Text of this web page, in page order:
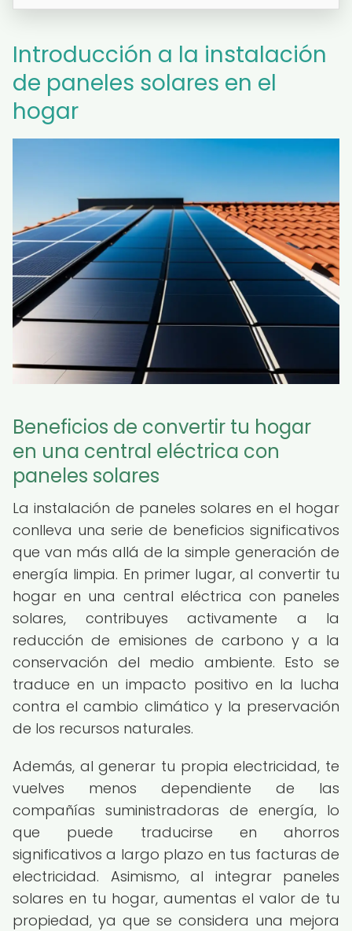
Introducción a la instalación
de paneles solares en el
hogar
Beneficios de convertir tu hogar
en una central eléctrica con
paneles solares
La instalación de paneles solares en el hogar
conlleva una serie de beneficios significativos
que van más allá de la simple generación de
energía limpia. En primer lugar, al convertir tu
hogar en una central eléctrica con paneles
solares, contribuyes activamente a la
reducción de emisiones de carbono y a la
conservación del medio ambiente. Esto se
traduce en un impacto positivo en la lucha
contra el cambio climático y la preservación
de los recursos naturales.
Además, al generar tu propia electricidad, te
vuelves menos dependiente de las
compañías suministradoras de energía, lo
que puede traducirse en ahorros
significativos a largo plazo en tus facturas de
electricidad. Asimismo, al integrar paneles
solares en tu hogar, aumentas el valor de tu
propiedad, ya que se considera una mejora